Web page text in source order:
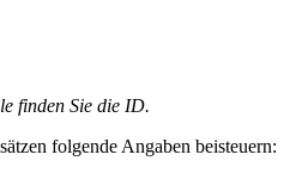
finden Sie die ID.
folgende Angaben beisteuern: